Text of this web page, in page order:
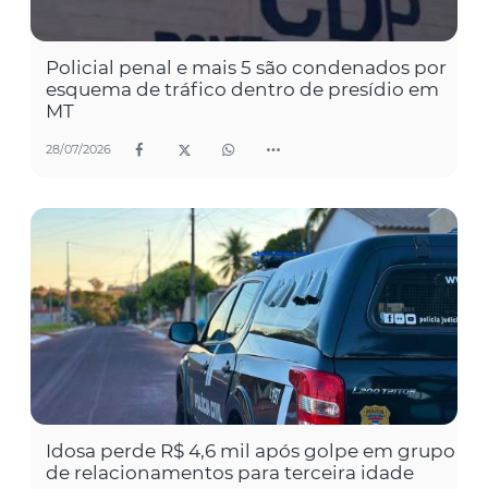
Policial penal e mais 5 são condenados por
esquema de tráfico dentro de presídio em
MT
28/07/2026
Idosa perde R$ 4,6 mil após golpe em grupo
de relacionamentos para terceira idade